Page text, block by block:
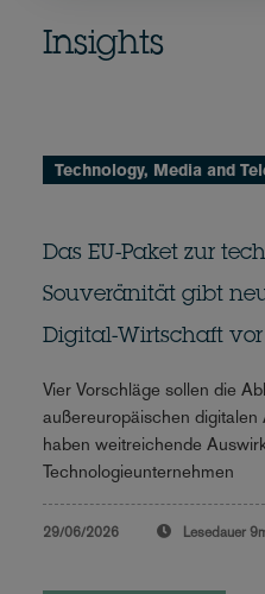
Insights
Technology, Media and
Das EU-Paket zur
Souveränität gibt
Digital-Wirtschaft vor
Vier Vorschläge sollen die
außereuropäischen
haben weitreichende
Technologieunternehmen
29/06/2026 Lesedauer